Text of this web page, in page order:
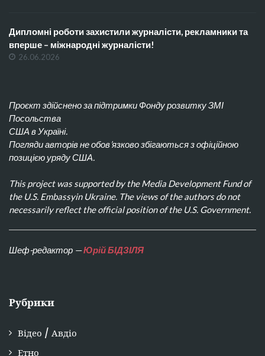
Дипломні роботи захистили журналісти, рекламники та
вперше – міжнародні журналісти!
26.06.2026
Проєкт здійснено за підтримки Фонду розвитку ЗМІ
Посольства
США в Україні.
Погляди авторів не обов’язково збігаються з офіційною
позицією уряду США.
This project was supported by the Media Development Fund of
the U.S. Embassyin Ukraine. The views of the authors do not
necessarily reflect the official position of the U.S. Government.
Шеф-редактор —Юрій БІДЗІЛЯ
Рубрики
Відео / Авдіо
Етно